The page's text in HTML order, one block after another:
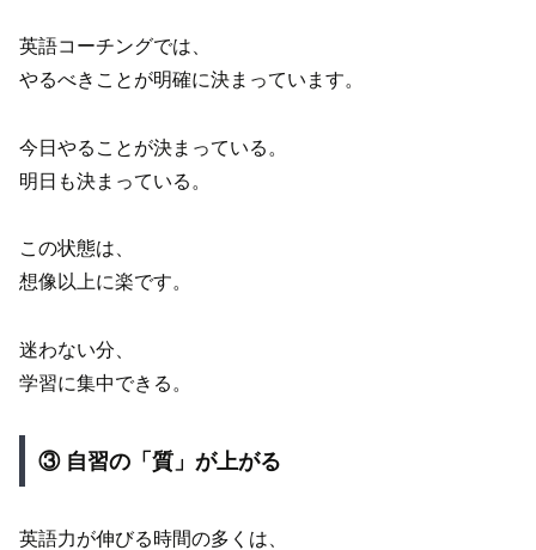
英語コーチングでは、
やるべきことが明確に決まっています。
今日やることが決まっている。
明日も決まっている。
この状態は、
想像以上に楽です。
迷わない分、
学習に集中できる。
③ 自習の「質」が上がる
英語力が伸びる時間の多くは、